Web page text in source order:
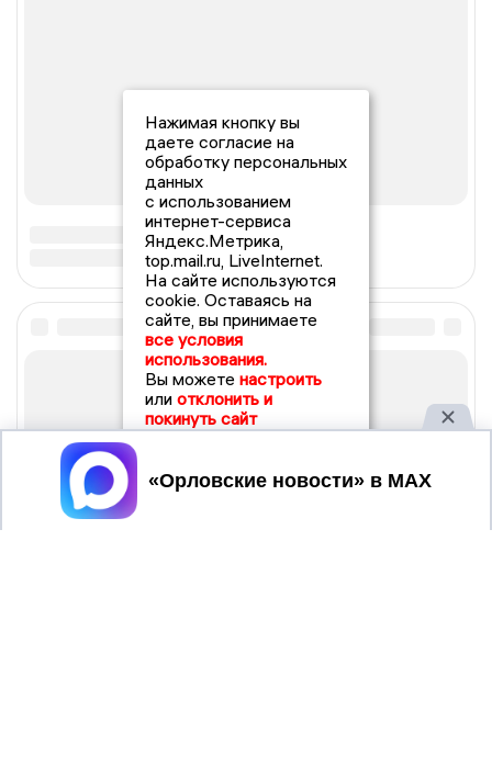
Нажимая кнопку вы
даете согласие на
обработку персональных
данных
с использованием
интернет-сервиса
Яндекс.Метрика,
top.mail.ru, LiveInternet.
На сайте используются
cookie. Оставаясь на
сайте, вы принимаете
все условия
использования.
Вы можете настроить
или отклонить и
покинуть сайт
Принять